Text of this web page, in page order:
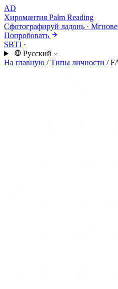
AD
Хиромантия Palm Reading
Сфотографируй ладонь ·
Попробовать
SBTI ·
Русский
На главную / Типы личности /